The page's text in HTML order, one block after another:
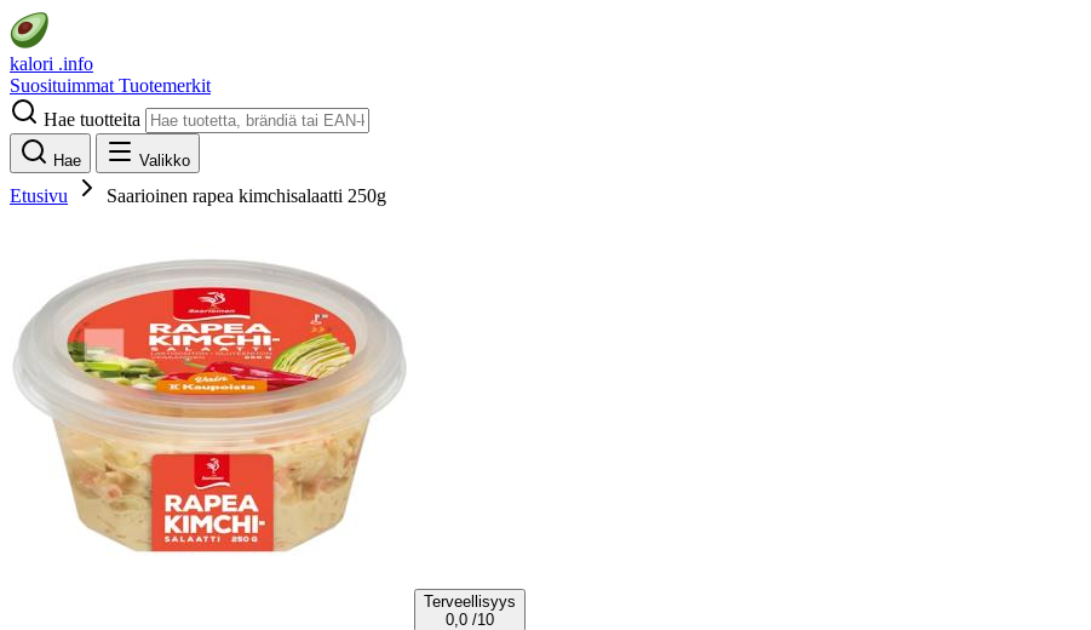
kalori .info
Suosituimmat Tuotemerkit
Hae tuotteita
Hae Valikko
Etusivu Saarioinen rapea kimchisalaatti 250g
Terveellisyys
0,0 /10